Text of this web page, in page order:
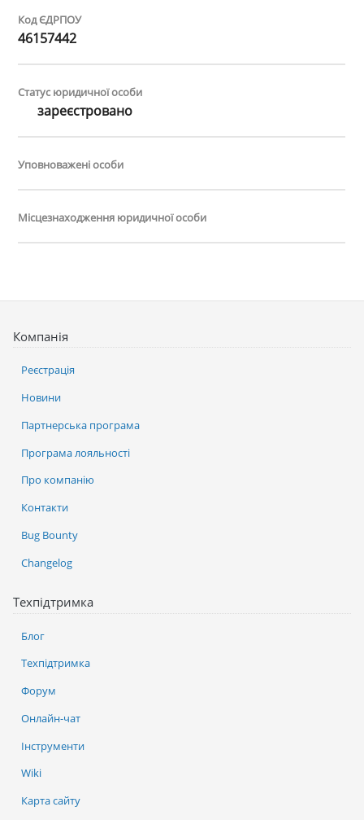
Код ЄДРПОУ
46157442
Статус юридичної особи
зареєстровано
Уповноважені особи
Місцезнаходження юридичної особи
Компанія
Реєстрація
Новини
Партнерська програма
Програма лояльності
Про компанію
Контакти
Bug Bounty
Changelog
Техпідтримка
Блог
Техпідтримка
Форум
Онлайн-чат
Інструменти
Wiki
Карта сайту